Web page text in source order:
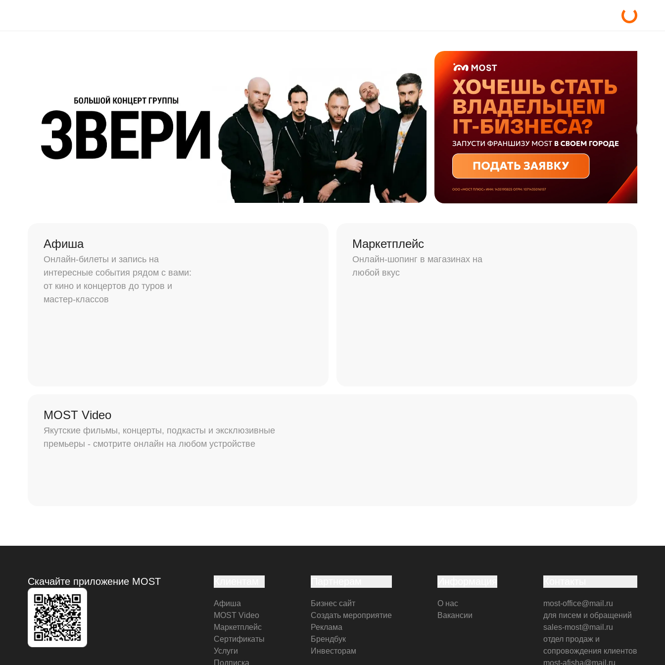
Афиша
Онлайн-билеты и запись на
интересные события рядом с вами:
от кино и концертов до туров и
мастер-классов
Маркетплейс
Онлайн-шопинг в магазинах на
любой вкус
MOST Video
Якутские фильмы, концерты, подкасты и эксклюзивные
премьеры - смотрите онлайн на любом устройстве
Скачайте приложение MOST
Афиша
MOST Video
Маркетплейс
Сертификаты
Услуги
Подписка
Бизнес сайт
Создать мероприятие
Реклама
Брендбук
Инвесторам
О нас
Вакансии
most-office@mail.ru
для писем и обращений
sales-most@mail.ru
отдел продаж и
сопровождения клиентов
most-afisha@mail.ru